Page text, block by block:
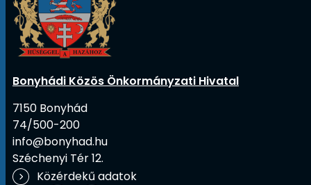
Bonyhádi Közös Önkormányzati Hivatal
7150 Bonyhád
74/500-200
info@bonyhad.hu
Széchenyi Tér 12.
Közérdekű adatok